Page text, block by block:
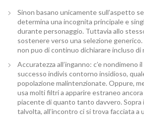
Sinon basano unicamente sull’aspetto
determina una incognita principale e
durante personaggio. Tuttavia allo
sostenere verso una selezione
non puo di continuo dichiarare incluso di
Accuratezza all’inganno: c’e nondimeno
successo indivis contorno insidioso,
popolazione malintenzionate. Oppure,
usa molti filtri a apparire estraneo
piacente di quanto tanto davvero.
talvolta, all’incontro ci si trova facciata a